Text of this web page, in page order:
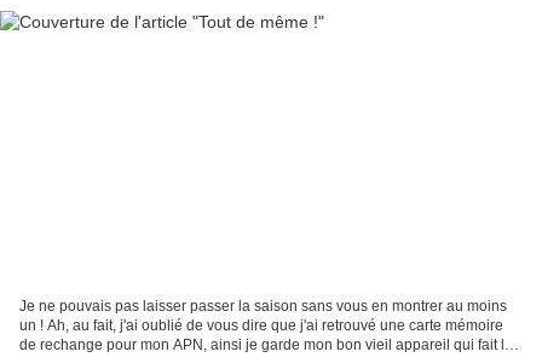
Je ne pouvais pas laisser passer la saison sans vous en montrer au moins
un ! Ah, au fait, j'ai oublié de vous dire que j'ai retrouvé une carte mémoire
de rechange pour mon APN, ainsi je garde mon bon vieil appareil qui fait les